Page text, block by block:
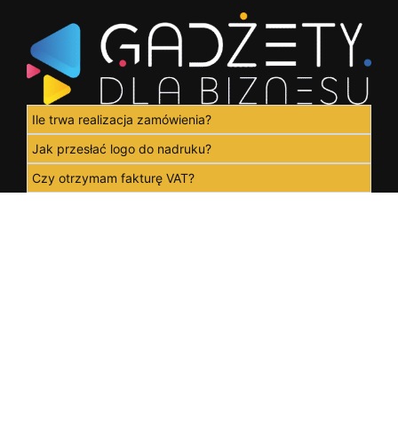
Ile trwa realizacja zamówienia?
Jak przesłać logo do nadruku?
Czy otrzymam fakturę VAT?